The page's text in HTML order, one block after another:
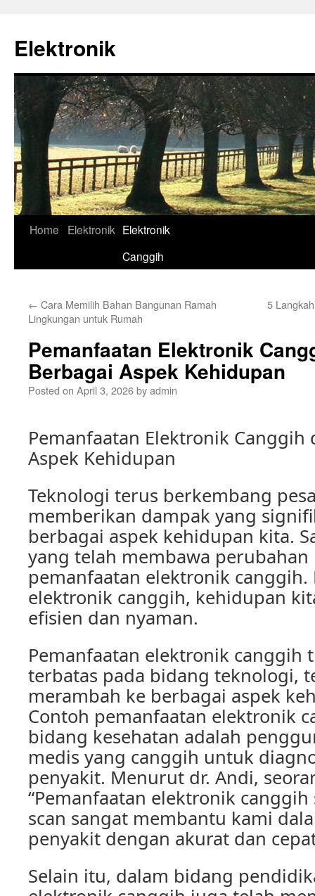
content
Elektronik
Home Elektronik Elektronik
Canggih
← Cara Memilih Bahan Bangunan Ramah
Lingkungan untuk Rumah
5
Pemanfaatan Elektronik
Berbagai Aspek Kehidupan
Posted on April 3, 2026byadmin
Pemanfaatan Elektronik Canggih
Aspek Kehidupan
Teknologi terus berkembang
memberikan dampak yang
berbagai aspek kehidupan kita.
yang telah membawa perubahan
pemanfaatan elektronik canggih.
elektronik canggih, kehidupan
efisien dan nyaman.
Pemanfaatan elektronik canggih
terbatas pada bidang teknologi,
merambah ke berbagai aspek
Contoh pemanfaatan elektronik
bidang kesehatan adalah
medis yang canggih untuk
penyakit. Menurut dr. Andi,
“Pemanfaatan elektronik canggih
scan sangat membantu kami
penyakit dengan akurat dan
Selain itu, dalam bidang